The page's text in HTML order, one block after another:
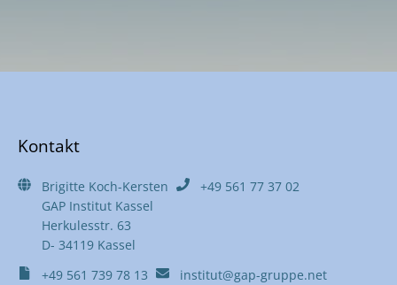
Kontakt
Brigitte Koch-Kersten
GAP Institut Kassel
Herkulesstr. 63
D- 34119 Kassel
+49 561 77 37 02
+49 561 739 78 13 institut@gap-gruppe.net